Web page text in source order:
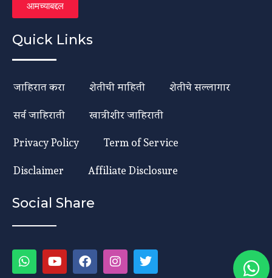
आमच्याबद्दल
Quick Links
जाहिरात करा शेतीची माहिती
शेतीचे सल्लागार
सर्व जाहिराती
खात्रीशीर जाहिराती
Privacy Policy
Term of Service
Disclaimer
Affiliate Disclosure
Social Share